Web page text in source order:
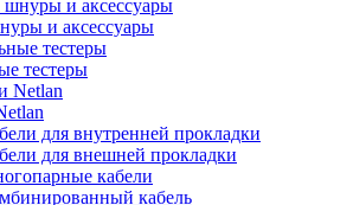
и аксессуары
тестеры
для внутренней прокладки
для внешней прокладки
кабели
кабель